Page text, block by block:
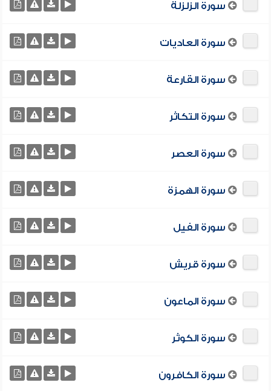
سورة الزلزلة
سورة العاديات
سورة القارعة
سورة التكاثر
سورة العصر
سورة الهمزة
سورة الفيل
سورة قريش
سورة الماعون
سورة الكوثر
سورة الكافرون